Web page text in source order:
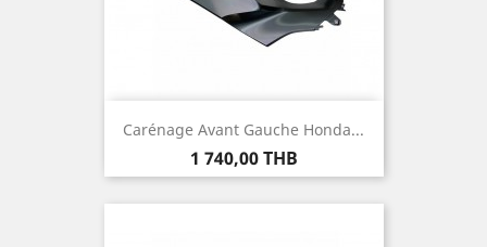
Carénage Avant Gauche Honda...
Prix
1 740,00 THB